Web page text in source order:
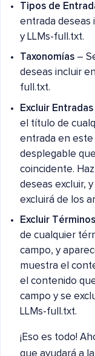
Tipos de
entrada deseas
y LLMs-full.txt.
Taxonomías –
deseas incluir
full.txt.
Excluir
el título de
entrada en este
desplegable
coincidente.
deseas excluir,
excluirá de los
Excluir Términos
de cualquier
campo, y
muestra el
el contenido
campo y se
LLMs-full.txt.
¡Eso es todo!